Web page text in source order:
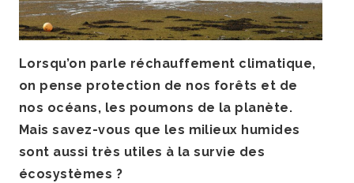
Lorsqu’on parle réchauffement climatique,
on pense protection de nos forêts et de
nos océans, les poumons de la planète.
Mais savez-vous que les milieux humides
sont aussi très utiles à la survie des
écosystèmes ?